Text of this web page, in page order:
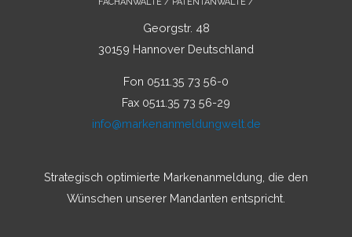
Georgstr. 48
30159 Hannover Deutschland
Fon 0511.35 73 56-0
Fax 0511.35 73 56-29
info@markenanmeldungwelt.de
Strategisch optimierte Markenanmeldung, die den
Wünschen unserer Mandanten entspricht.